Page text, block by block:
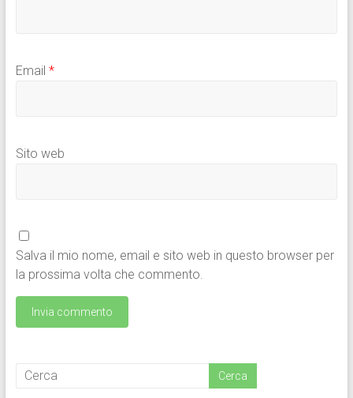
Email *
Sito web
Salva il mio nome, email e sito web in questo browser per
la prossima volta che commento.